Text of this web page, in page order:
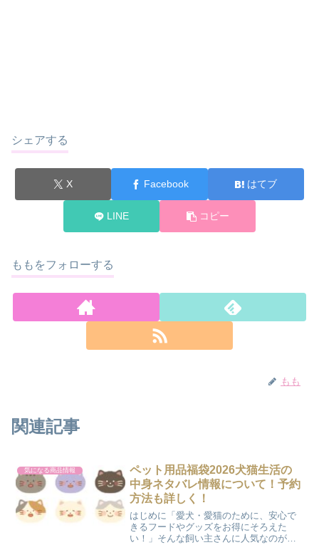
シェアする
X Facebook はてブ
LINE コピー
ももをフォローする
もも
関連記事
気になる商品情報
ペット用品福袋2026犬猫生活の
中身ネタバレ情報について！予約
方法も詳しく！
はじめに「愛犬・愛猫のために、安心で
きるフードやグッズをお得にそろえた
い！」そんな飼い主さんに人気なのが、